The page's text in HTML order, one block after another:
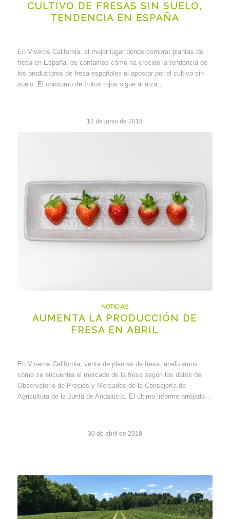
CULTIVO DE FRESAS SIN SUELO,
TENDENCIA EN ESPAÑA
En Viveros California, el mejor lugar dónde comprar plantas de
fresa en España, os contamos cómo ha crecido la tendencia de
los productores de fresa españoles al apostar por el cultivo sin
suelo. El consumo de frutos rojos sigue al alza…
12 de junio de 2018
NOTICIAS
AUMENTA LA PRODUCCIÓN DE
FRESA EN ABRIL
En Viveros California, venta de plantas de fresa, analizamos
cómo se encuentra el mercado de la fresa según los datos del
Observatorio de Precios y Mercados de la Consejería de
Agricultura de la Junta de Andalucía. El último informe arrojado…
30 de abril de 2018